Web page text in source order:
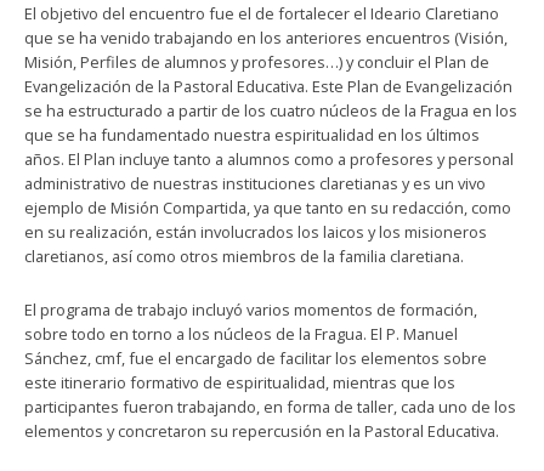
El objetivo del encuentro fue el de fortalecer el Ideario Claretiano
que se ha venido trabajando en los anteriores encuentros (Visión,
Misión, Perfiles de alumnos y profesores…) y concluir el Plan de
Evangelización de la Pastoral Educativa. Este Plan de Evangelización
se ha estructurado a partir de los cuatro núcleos de la Fragua en los
que se ha fundamentado nuestra espiritualidad en los últimos
años. El Plan incluye tanto a alumnos como a profesores y personal
administrativo de nuestras instituciones claretianas y es un vivo
ejemplo de Misión Compartida, ya que tanto en su redacción, como
en su realización, están involucrados los laicos y los misioneros
claretianos, así como otros miembros de la familia claretiana.
El programa de trabajo incluyó varios momentos de formación,
sobre todo en torno a los núcleos de la Fragua. El P. Manuel
Sánchez, cmf, fue el encargado de facilitar los elementos sobre
este itinerario formativo de espiritualidad, mientras que los
participantes fueron trabajando, en forma de taller, cada uno de los
elementos y concretaron su repercusión en la Pastoral Educativa.